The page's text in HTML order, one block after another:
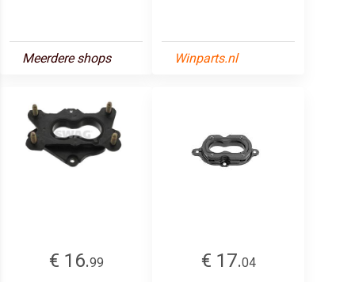
Meerdere shops Winparts.nl
€ 16.99
€ 17.04